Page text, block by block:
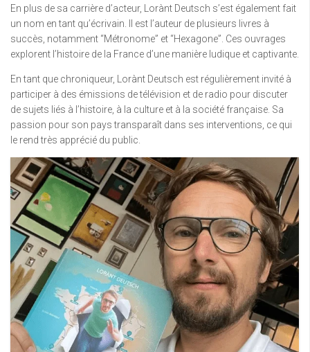
En plus de sa carrière d’acteur, Lorànt Deutsch s’est également fait
un nom en tant qu’écrivain. Il est l’auteur de plusieurs livres à
succès, notamment “Métronome” et “Hexagone”. Ces ouvrages
explorent l’histoire de la France d’une manière ludique et captivante.
En tant que chroniqueur, Lorànt Deutsch est régulièrement invité à
participer à des émissions de télévision et de radio pour discuter
de sujets liés à l’histoire, à la culture et à la société française. Sa
passion pour son pays transparaît dans ses interventions, ce qui
le rend très apprécié du public.